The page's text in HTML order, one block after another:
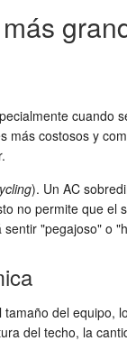
costosos y
). Un AC
no permite que
"pegajoso"
del equipo,
del techo, la